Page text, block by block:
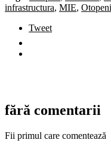
infrastructura, MIE, Otopeni
Tweet
fără comentarii
Fii primul care comentează